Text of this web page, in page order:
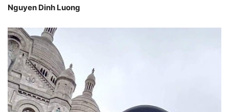
Nguyen Dinh Luong